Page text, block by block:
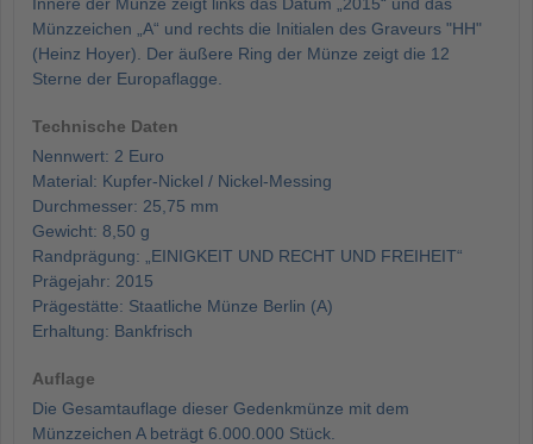
Münzzeichen „A“ und rechts die Initialen des Graveurs "HH"
(Heinz Hoyer). Der äußere Ring der Münze zeigt die 12
Sterne der Europaflagge.
Technische Daten
Nennwert: 2 Euro
Material: Kupfer-Nickel / Nickel-Messing
Durchmesser: 25,75 mm
Gewicht: 8,50 g
Randprägung: „EINIGKEIT UND RECHT UND FREIHEIT“
Prägejahr: 2015
Prägestätte: Staatliche Münze Berlin (A)
Erhaltung: Bankfrisch
Auflage
Die Gesamtauflage dieser Gedenkmünze mit dem
Münzzeichen A beträgt 6.000.000 Stück.